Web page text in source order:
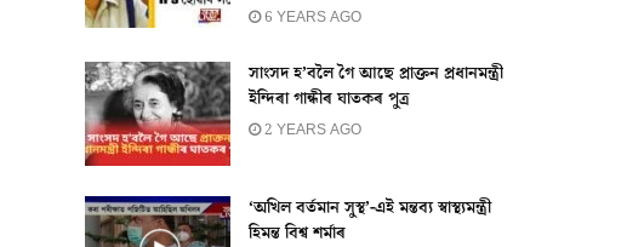
6 YEARS AGO
সাংসদ হ’বলৈ গৈ আছে প্ৰাক্তন প্ৰধানমন্ত্ৰী
ইন্দিৰা গান্ধীৰ ঘাতকৰ পুত্ৰ
2 YEARS AGO
‘অখিল বৰ্তমান সুস্থ’-এই মন্তব্য স্বাস্থ্যমন্ত্ৰী
হিমন্ত বিশ্ব শৰ্মাৰ